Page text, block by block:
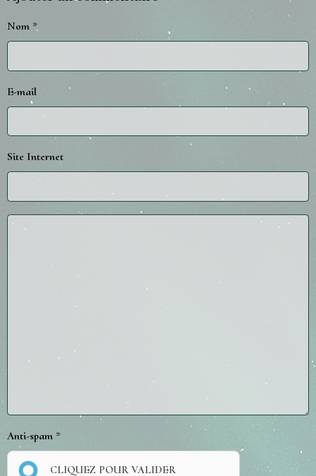
Nom
E-mail
Site Internet
Anti-spam
CLIQUEZ POUR VALIDER